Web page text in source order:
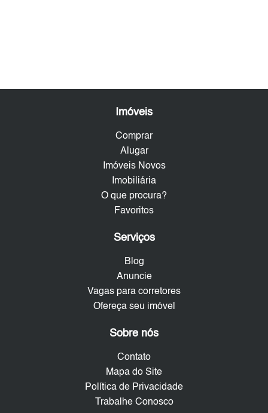
Imóveis
Comprar
Alugar
Imóveis Novos
Imobiliária
O que procura?
Favoritos
Serviços
Blog
Anuncie
Vagas para corretores
Ofereça seu imóvel
Sobre nós
Contato
Mapa do Site
Política de Privacidade
Trabalhe Conosco